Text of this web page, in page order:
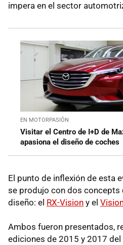
impera en el sector
EN MOTORPASIÓN
Visitar el Centro de I+D de
apasiona el diseño de coches
El punto de inflexión de esta
se produjo con dos concepts
diseño: el RX-Vision y el
Ambos fueron presentados,
ediciones de 2015 y 2017